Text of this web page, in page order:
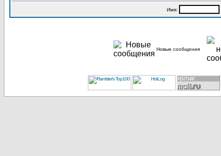
Имя:
Новые сообщения